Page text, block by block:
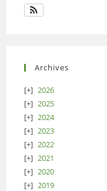
Archives
2026
2025
2024
2023
2022
2021
2020
2019